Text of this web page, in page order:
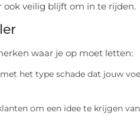
ook veilig blijft om in te rijden.
waar je op moet letten:
het type schade dat jouw
om een idee te krijgen